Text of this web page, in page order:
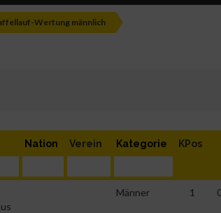
Wertung männlich
Nation Verein Kategorie KPos
Männer 1